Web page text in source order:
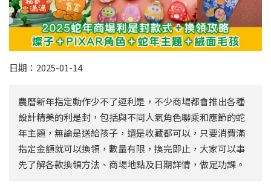
日期：2025-01-14
農曆新年指定動作少不了逗利是，不少商場都會推出各種
設計精美的利是封，包括與不同人氣角色聯乘和應節的蛇
年主題，無論是送給孩子，還是收藏都可以，只要消費滿
指定金額就可以換領，數量有限，換完即止，大家可以事
先了解各款換領方法、商場地點及日期詳情，做足功課。